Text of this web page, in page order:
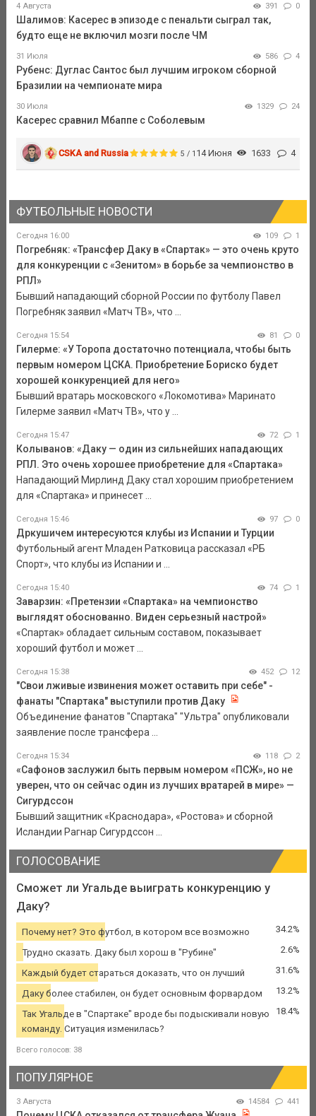
4 Августа 391 0
Шалимов: Касерес в эпизоде с пенальти сыграл так,
будто еще не включил мозги после ЧМ
31 Июля 586 4
Рубенс: Дуглас Сантос был лучшим игроком сборной
Бразилии на чемпионате мира
30 Июля 1329 24
Касерес сравнил Мбаппе с Соболевым
CSKA and Russia 5 / 1 14 Июня 1633 4
ФУТБОЛЬНЫЕ НОВОСТИ
Сегодня 16:00 109 1
Погребняк: «Трансфер Даку в «Спартак» — это очень круто
для конкуренции с «Зенитом» в борьбе за чемпионство в
РПЛ»
Бывший нападающий сборной России по футболу Павел
Погребняк заявил «Матч ТВ», что ...
Сегодня 15:54 81 0
Гилерме: «У Торопа достаточно потенциала, чтобы быть
первым номером ЦСКА. Приобретение Бориско будет
хорошей конкуренцией для него»
Бывший вратарь московского «Локомотива» Маринато
Гилерме заявил «Матч ТВ», что у ...
Сегодня 15:47 72 1
Колыванов: «Даку — один из сильнейших нападающих
РПЛ. Это очень хорошее приобретение для «Спартака»
Нападающий Мирлинд Даку стал хорошим приобретением
для «Спартака» и принесет ...
Сегодня 15:46 97 0
Дркушичем интересуются клубы из Испании и Турции
Футбольный агент Младен Ратковица рассказал «РБ
Спорт», что клубы из Испании и ...
Сегодня 15:40 74 1
Заварзин: «Претензии «Спартака» на чемпионство
выглядят обоснованно. Виден серьезный настрой»
«Спартак» обладает сильным составом, показывает
хороший футбол и может ...
Сегодня 15:38 452 12
"Свои лживые извинения может оставить при себе" -
фанаты "Спартака" выступили против Даку
Объединение фанатов "Спартака" "Ультра" опубликовали
заявление после трансфера ...
Сегодня 15:34 118 2
«Сафонов заслужил быть первым номером «ПСЖ», но не
уверен, что он сейчас один из лучших вратарей в мире» —
Сигурдссон
Бывший защитник «Краснодара», «Ростова» и сборной
Исландии Рагнар Сигурдссон ...
ГОЛОСОВАНИЕ
Сможет ли Угальде выиграть конкуренцию у
Даку?
Почему нет? Это футбол, в котором все возможно 34.2%
Трудно сказать. Даку был хорош в "Рубине" 2.6%
Каждый будет стараться доказать, что он лучший 31.6%
Даку более стабилен, он будет основным форвардом 13.2%
Так Угальде в "Спартаке" вроде бы подыскивали новую
команду. Ситуация изменилась?
18.4%
Всего голосов: 38
ПОПУЛЯРНОЕ
3 Августа 14584 441